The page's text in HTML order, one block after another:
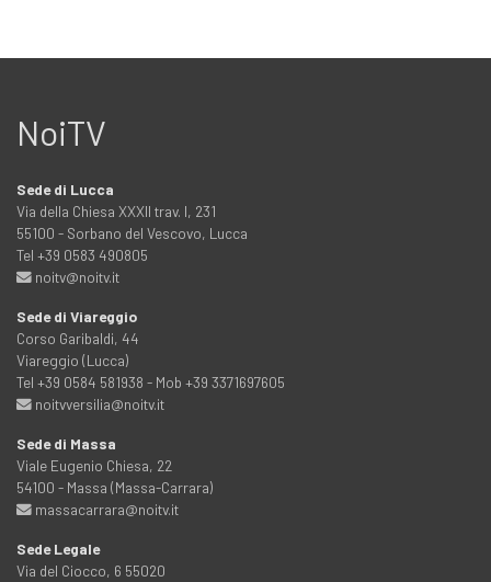
NoiTV
Sede di Lucca
Via della Chiesa XXXII trav. I, 231
55100 - Sorbano del Vescovo, Lucca
Tel +39 0583 490805
noitv@noitv.it
Sede di Viareggio
Corso Garibaldi, 44
Viareggio (Lucca)
Tel +39 0584 581938 - Mob +39 3371697605
noitvversilia@noitv.it
Sede di Massa
Viale Eugenio Chiesa, 22
54100 - Massa (Massa-Carrara)
massacarrara@noitv.it
Sede Legale
Via del Ciocco, 6 55020